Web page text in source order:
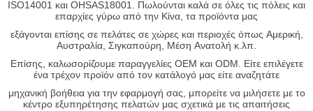
ISO14001 και OHSAS18001. Πωλούνται καλά σε όλες τις πόλεις και
επαρχίες γύρω από την Κίνα, τα προϊόντα μας
εξάγονται επίσης σε πελάτες σε χώρες και περιοχές όπως Αμερική,
Αυστραλία, Σιγκαπούρη, Μέση Ανατολή κ.λπ.
Επίσης, καλωσορίζουμε παραγγελίες OEM και ODM. Είτε επιλέγετε
ένα τρέχον προϊόν από τον κατάλογό μας είτε αναζητάτε
μηχανική βοήθεια για την εφαρμογή σας, μπορείτε να μιλήσετε με το
κέντρο εξυπηρέτησης πελατών μας σχετικά με τις απαιτήσεις